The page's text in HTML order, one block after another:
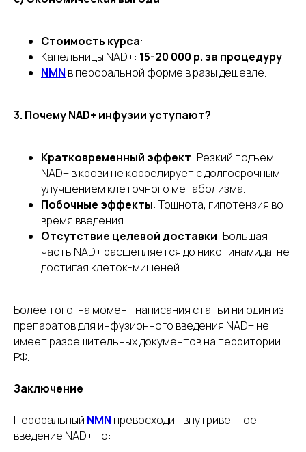
Стоимость курса:
Капельницы NAD+: 15-20 000 р. за процедуру.
NMN в пероральной форме в разы дешевле.
3. Почему NAD+ инфузии уступают?
Кратковременный эффект: Резкий подъём
NAD+ в крови не коррелирует с долгосрочным
улучшением клеточного метаболизма.
Побочные эффекты: Тошнота, гипотензия во
время введения.
Отсутствие целевой доставки: Большая
часть NAD+ расщепляется до никотинамида, не
достигая клеток-мишеней.
Более того, на момент написания статьи ни один из
препаратов для инфузионного введения NAD+ не
имеет разрешительных документов на территории
РФ.
Заключение
Пероральный NMN превосходит внутривенное
введение NAD+ по: